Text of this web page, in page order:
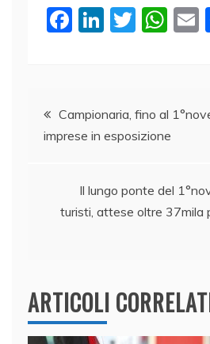
F
b
o
k
Li
dI
n
T
W
A
p
Navigazione
articoli
Campionaria, fino al
imprese in esposizione
Il lungo ponte del
turisti, attese oltre 37mila
ARTICOLI